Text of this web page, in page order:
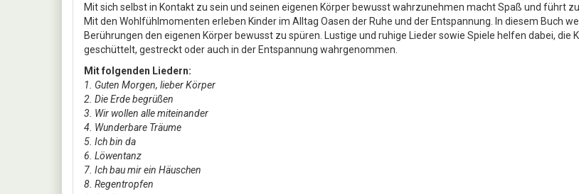
Mit sich selbst in Kontakt zu sein und seinen eigenen Körper bewusst wahrzunehmen macht Spaß und führt
Mit den Wohlfühlmomenten erleben Kinder im Alltag Oasen der Ruhe und der Entspannung. In diesem Buch
Berührungen den eigenen Körper bewusst zu spüren. Lustige und ruhige Lieder sowie Spiele helfen dabei,
geschüttelt, gestreckt oder auch in der Entspannung wahrgenommen.
Mit folgenden Liedern:
1. Guten Morgen, lieber Körper
2. Die Erde begrüßen
3. Wir wollen alle miteinander
4. Wunderbare Träume
5. Ich bin da
6. Löwentanz
7. Ich bau mir ein Häuschen
8. Regentropfen